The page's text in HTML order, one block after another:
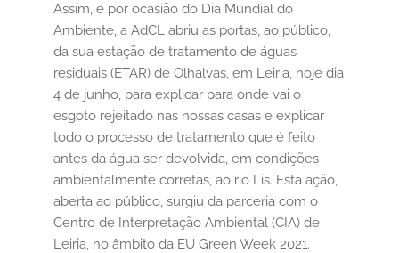
Assim, e por ocasião do Dia Mundial do
Ambiente, a AdCL abriu as portas, ao público,
da sua estação de tratamento de águas
residuais (ETAR) de Olhalvas, em Leiria, hoje dia
4 de junho, para explicar para onde vai o
esgoto rejeitado nas nossas casas e explicar
todo o processo de tratamento que é feito
antes da água ser devolvida, em condições
ambientalmente corretas, ao rio Lis. Esta ação,
aberta ao público, surgiu da parceria com o
Centro de Interpretação Ambiental (CIA) de
Leiria, no âmbito da EU Green Week 2021.